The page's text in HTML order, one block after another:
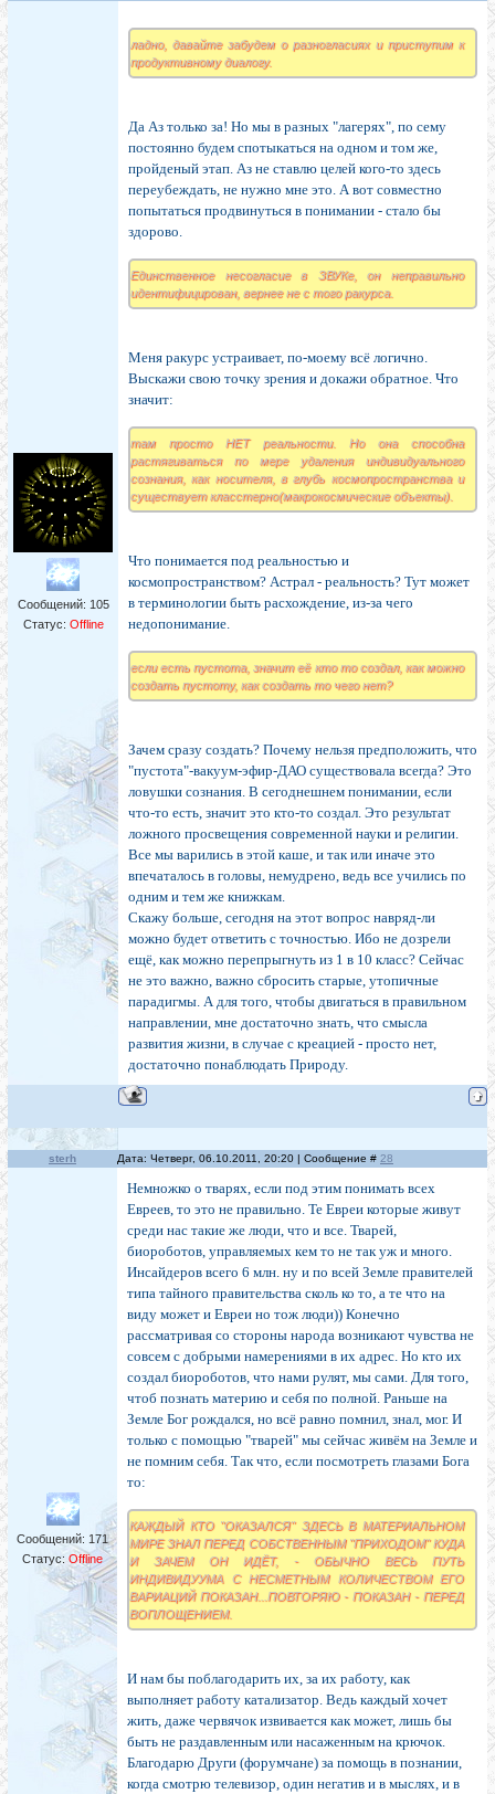
Сообщений: 105
Статус: Offline
ладно, давайте забудем о разногласиях и приступим к
продуктивному диалогу.
Да Аз только за! Но мы в разных "лагерях", по сему
постоянно будем спотыкаться на одном и том же,
пройденый этап. Аз не ставлю целей кого-то здесь
переубеждать, не нужно мне это. А вот совместно
попытаться продвинуться в понимании - стало бы
здорово.
Единственное несогласие в ЗВУКе, он неправильно
идентифицирован, вернее не с того ракурса.
Меня ракурс устраивает, по-моему всё логично.
Выскажи свою точку зрения и докажи обратное. Что
значит:
там просто НЕТ реальности. Но она способна
растягиваться по мере удаления индивидуального
сознания, как носителя, в глубь космопространства и
существует класстерно(макрокосмические объекты).
Что понимается под реальностью и
космопространством? Астрал - реальность? Тут может
в терминологии быть расхождение, из-за чего
недопонимание.
если есть пустота, значит её кто то создал, как можно
создать пустоту, как создать то чего нет?
Зачем сразу создать? Почему нельзя предположить, что
"пустота"-вакуум-эфир-ДАО существовала всегда? Это
ловушки сознания. В сегоднешнем понимании, если
что-то есть, значит это кто-то создал. Это результат
ложного просвещения современной науки и религии.
Все мы варились в этой каше, и так или иначе это
впечаталось в головы, немудрено, ведь все учились по
одним и тем же книжкам.
Скажу больше, сегодня на этот вопрос навряд-ли
можно будет ответить с точностью. Ибо не дозрели
ещё, как можно перепрыгнуть из 1 в 10 класс? Сейчас
не это важно, важно сбросить старые, утопичные
парадигмы. А для того, чтобы двигаться в правильном
направлении, мне достаточно знать, что смысла
развития жизни, в случае с креацией - просто нет,
достаточно понаблюдать Природу.
sterh Дата: Четверг, 06.10.2011, 20:20 | Сообщение # 28
Сообщений: 171
Статус: Offline
Немножко о тварях, если под этим понимать всех
Евреев, то это не правильно. Те Евреи которые живут
среди нас такие же люди, что и все. Тварей,
биороботов, управляемых кем то не так уж и много.
Инсайдеров всего 6 млн. ну и по всей Земле правителей
типа тайного правительства сколь ко то, а те что на
виду может и Евреи но тож люди)) Конечно
рассматривая со стороны народа возникают чувства не
совсем с добрыми намерениями в их адрес. Но кто их
создал биороботов, что нами рулят, мы сами. Для того,
чтоб познать материю и себя по полной. Раньше на
Земле Бог рождался, но всё равно помнил, знал, мог. И
только с помощью "тварей" мы сейчас живём на Земле и
не помним себя. Так что, если посмотреть глазами Бога
то:
КАЖДЫЙ КТО "ОКАЗАЛСЯ" ЗДЕСЬ В МАТЕРИАЛЬНОМ
МИРЕ ЗНАЛ ПЕРЕД СОБСТВЕННЫМ "ПРИХОДОМ" КУДА
И ЗАЧЕМ ОН ИДЁТ, - ОБЫЧНО ВЕСЬ ПУТЬ
ИНДИВИДУУМА С НЕСМЕТНЫМ КОЛИЧЕСТВОМ ЕГО
ВАРИАЦИЙ ПОКАЗАН...ПОВТОРЯЮ - ПОКАЗАН - ПЕРЕД
ВОПЛОЩЕНИЕМ.
И нам бы поблагодарить их, за их работу, как
выполняет работу катализатор. Ведь каждый хочет
жить, даже червячок извивается как может, лишь бы
быть не раздавленным или насаженным на крючок.
Благодарю Други (форумчане) за помощь в познании,
когда смотрю телевизор, один негатив и в мыслях, и в